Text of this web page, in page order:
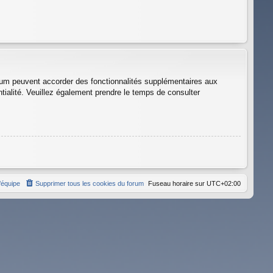
peuvent accorder des fonctionnalités supplémentaires aux
Veuillez également prendre le temps de consulter
Fuseau horaire sur UTC+02:00
Supprimer tous les cookies du forum